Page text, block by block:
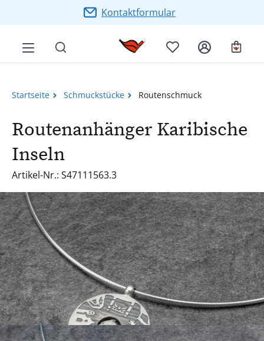
Zum Hauptinhalt springenKontaktformular
Startseite Schmuckstücke Routenschmuck
Routenanhänger Karibische
Inseln
Artikel-Nr.: S47111563.3
Bildergalerie überspringen